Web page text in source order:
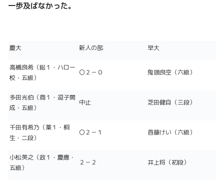
一歩及ばなかった。
慶大 新人の部 早大
高橋良希（総１・ハロー
校・五級）
〇２－０ 鬼頭良空（六級）
多田光伯（商１・逗子開
成・五級）
中止 芝田健自（三段）
千田有希乃（薬１・桐
生・二段）
〇２－１ 首藤けい（六級）
小松英之（政１・慶應・
五級）
２－２ 井上将（初段）